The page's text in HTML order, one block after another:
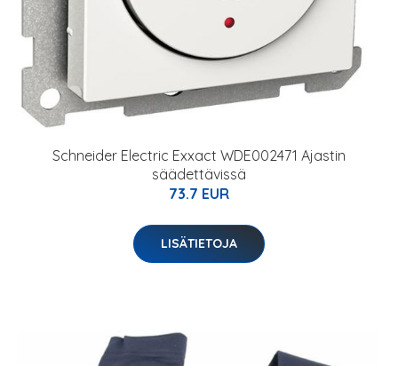
Schneider Electric Exxact WDE002471 Ajastin
säädettävissä
73.7 EUR
LISÄTIETOJA